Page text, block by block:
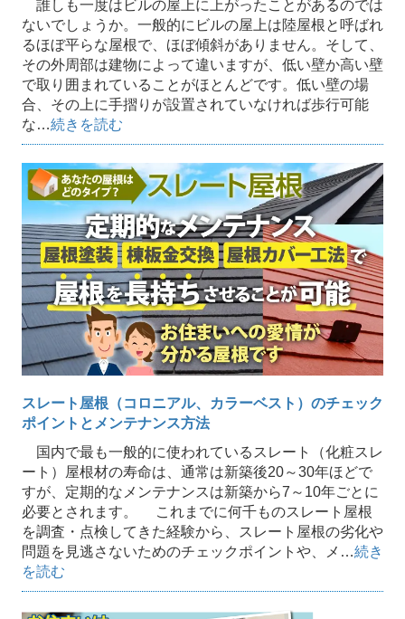
誰しも一度はビルの屋上に上がったことがあるのでは
ないでしょうか。一般的にビルの屋上は陸屋根と呼ばれ
るほぼ平らな屋根で、ほぼ傾斜がありません。そして、
その外周部は建物によって違いますが、低い壁か高い壁
で取り囲まれていることがほとんどです。低い壁の場
合、その上に手摺りが設置されていなければ歩行可能
な…続きを読む
スレート屋根（コロニアル、カラーベスト）のチェック
ポイントとメンテナンス方法
国内で最も一般的に使われているスレート（化粧スレ
ート）屋根材の寿命は、通常は新築後20～30年ほどで
すが、定期的なメンテナンスは新築から7～10年ごとに
必要とされます。 これまでに何千ものスレート屋根
を調査・点検してきた経験から、スレート屋根の劣化や
問題を見逃さないためのチェックポイントや、メ…続き
を読む